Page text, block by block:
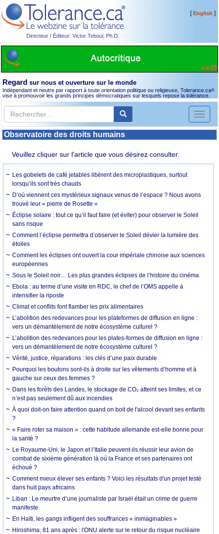
Directeur / Éditeur: Victor Teboul, Ph.D.
[English ]
Regard sur nous et ouverture sur le monde
Indépendant et neutre par rapport à toute orientation politique ou religieuse, Tolerance.ca®
vise à promouvoir les grands principes démocratiques sur lesquels repose la tolérance.
Toggle
Observatoire des droits humains
Veuillez cliquer sur l'article que vous désirez consulter.
Les gobelets de café jetables libèrent des microplastiques, surtout
lorsqu’ils sont très chauds
D’où viennent ces mystérieux signaux venus de l’espace ? Nous avons
trouvé leur « pierre de Rosette »
Éclipse solaire : tout ce qu’il faut faire (et éviter) pour observer le Soleil
sans risque
Comment l’éclipse permettra d’observer le Soleil dévier la lumière des
étoiles
Comment les éclipses ont ouvert la cour impériale chinoise aux sciences
européennes
Sous le Soleil noir… Les plus grandes éclipses de l’histoire du cinéma
Ebola : au terme d’une visite en RDC, le chef de l’OMS appelle à
intensifier la riposte
Climat et conflits font flamber les prix alimentaires
L’abolition des redevances pour les plateformes de diffusion en ligne :
vers un démantèlement de notre écosystème culturel ?
L’abolition des redevances pour les plates-formes de diffusion en ligne :
vers un démantèlement de notre écosystème culturel ?
Vérité, justice, réparations : les clés d’une paix durable
Pourquoi les boutons sont-ils à droite sur les vêtements d’homme et à
gauche sur ceux des femmes ?
Dans les forêts des Landes, le stockage de CO₂ atteint ses limites, et ce
n’est pas seulement dû aux incendies
À quoi doit-on faire attention quand on boit de l'alcool devant ses enfants
?
« Faire roter sa maison » : cette habitude allemande est-elle bonne pour
la santé ?
Le Royaume-Uni, le Japon et l’Italie peuvent-ils réussir leur avion de
combat de sixième génération là où la France et ses partenaires ont
échoué ?
Comment mieux élever ses enfants ? Voici les résultats d'un projet testé
dans huit pays africains
Liban : Le meurtre d’une journaliste par Israël était un crime de guerre
manifeste
En Haïti, les gangs infligent des souffrances « inimaginables »
Hiroshima, 81 ans après : l'ONU alerte sur le retour du risque nucléaire